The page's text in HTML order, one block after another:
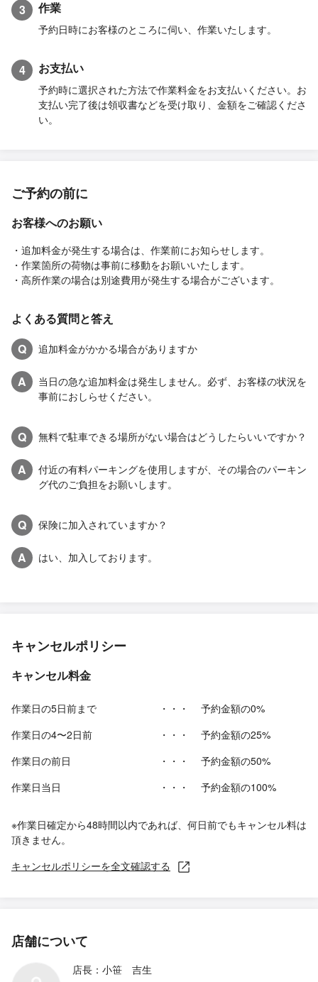
3 作業
予約日時にお客様のところに伺い、作業いたします。
4 お支払い
予約時に選択された方法で作業料金をお支払いください。お
支払い完了後は領収書などを受け取り、金額をご確認くださ
い。
ご予約の前に
お客様へのお願い
・追加料金が発生する場合は、作業前にお知らせします。
・作業箇所の荷物は事前に移動をお願いいたします。
・高所作業の場合は別途費用が発生する場合がございます。
よくある質問と答え
Q
追加料金がかかる場合がありますか
A
当日の急な追加料金は発生しません。必ず、お客様の状況を
事前におしらせください。
Q 無料で駐車できる場所がない場合はどうしたらいいですか？
A
付近の有料パーキングを使用しますが、その場合のパーキン
グ代のご負担をお願いします。
Q 保険に加入されていますか？
A はい、加入しております。
キャンセルポリシー
キャンセル料金
作業日の5日前まで ・・・
予約金額の0%
作業日の4〜2日前
・・・
予約金額の25%
作業日の前日
・・・
予約金額の50%
作業日当日
・・・ 予約金額の100%
※作業日確定から48時間以内であれば、何日前でもキャンセル料は
頂きません。
キャンセルポリシーを全文確認する
店舗について
店長：小笹 吉生